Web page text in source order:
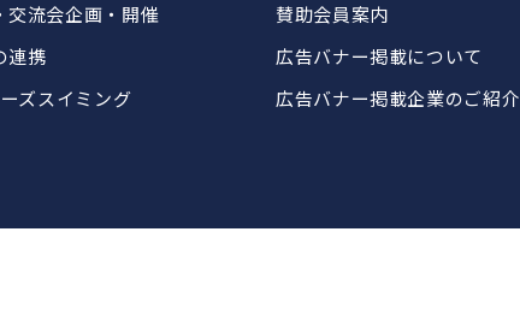
交流会企画・開催
連携
ズスイミング
賛助会員案内
広告バナー掲載について
広告バナー掲載企業のご紹介